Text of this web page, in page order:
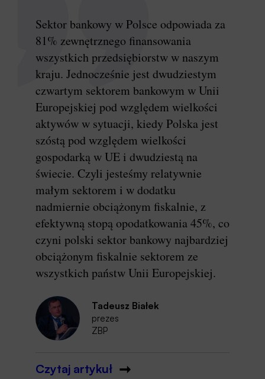
Sektor bankowy w Polsce odpowiada za
81% zewnętrznego finansowania
wszystkich przedsiębiorstw w naszym
kraju. Jednocześnie jest dwudziestym
czwartym sektorem bankowym w Unii
Europejskiej pod względem wielkości
aktywów w sytuacji, kiedy Polska jest
szóstą pod względem wielkości
gospodarką w UE i dwudziestą na
świecie. Czyli jesteśmy relatywnie
małym sektorem i w dodatku
nadmiernie obciążonym fiskalnie, z
efektywną stopą opodatkowania 45%, co
czyni polski sektor bankowy najbardziej
obciążonym fiskalnie sektorem ze
wszystkich państw Unii Europejskiej.
Tadeusz Białek
prezes
ZBP
Czytaj artykuł